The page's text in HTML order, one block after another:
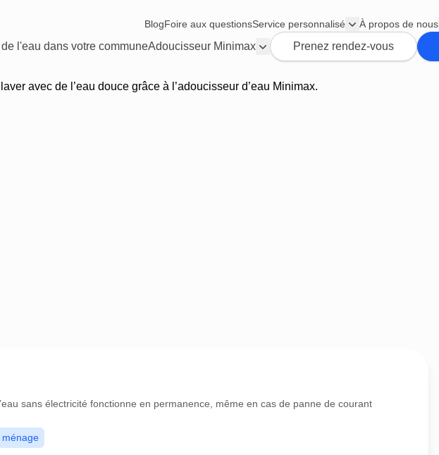
BlogFoire aux questionsService personnalisé À propos de nous
l'eau dans votre communeAdoucisseur Minimax Prenez rendez-vous
sans électricité fonctionne en permanence, même en cas de panne de courant